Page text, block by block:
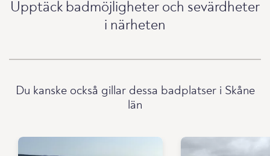
Upptäck badmöjligheter och sevärdheter
i närheten
Du kanske också gillar dessa badplatser i Skåne
län